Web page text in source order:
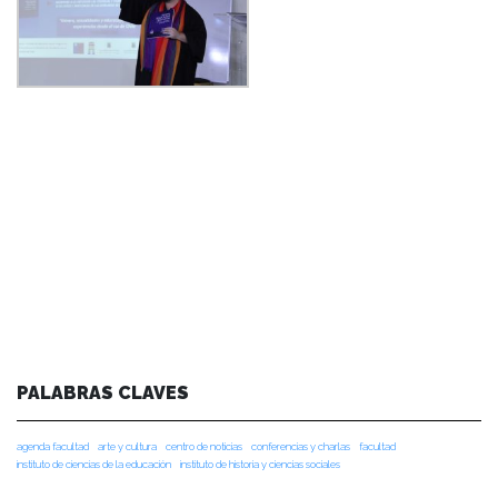
PALABRAS CLAVES
agenda facultad arte y cultura centro de noticias conferencias y charlas
facultad
instituto de ciencias de la educación
instituto de historia y ciencias sociales